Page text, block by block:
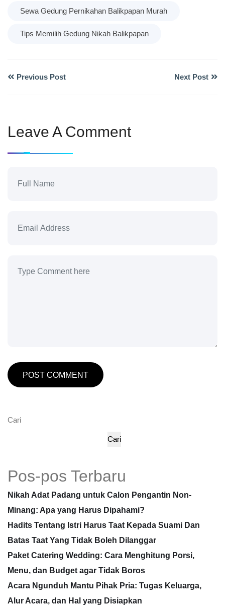
Sewa Gedung Pernikahan Balikpapan Murah
Tips Memilih Gedung Nikah Balikpapan
Previous Post Next Post
Leave A Comment
POST COMMENT
Cari
Cari
Pos-pos Terbaru
Nikah Adat Padang untuk Calon Pengantin Non-
Minang: Apa yang Harus Dipahami?
Hadits Tentang Istri Harus Taat Kepada Suami Dan
Batas Taat Yang Tidak Boleh Dilanggar
Paket Catering Wedding: Cara Menghitung Porsi,
Menu, dan Budget agar Tidak Boros
Acara Ngunduh Mantu Pihak Pria: Tugas Keluarga,
Alur Acara, dan Hal yang Disiapkan